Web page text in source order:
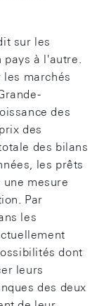
sur les
pays à l'autre.
les marchés
des
des
des bilans
les prêts
mesure
Par
les
dont
leurs
des deux